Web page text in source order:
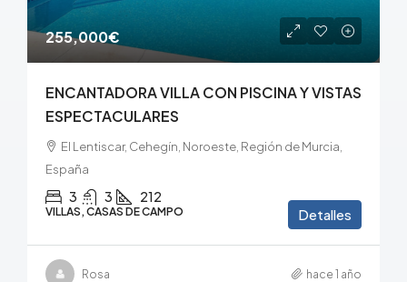
255,000€
ENCANTADORA VILLA CON PISCINA Y VISTAS
ESPECTACULARES
El Lentiscar, Cehegín, Noroeste, Región de Murcia,
España
3 3 212
VILLAS, CASAS DE CAMPO Detalles
Rosa hace 1 año